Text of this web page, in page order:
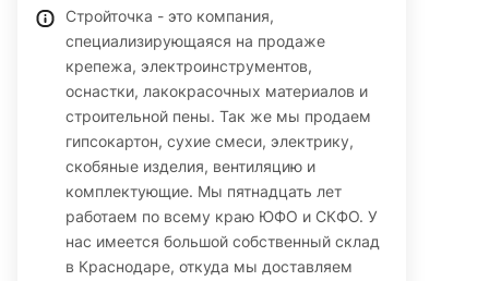
Стройточка - это компания,
специализирующаяся на продаже
крепежа, электроинструментов,
оснастки, лакокрасочных материалов и
строительной пены. Так же мы продаем
гипсокартон, сухие смеси, электрику,
скобяные изделия, вентиляцию и
комплектующие. Мы пятнадцать лет
работаем по всему краю ЮФО и СКФО. У
нас имеется большой собственный склад
в Краснодаре, откуда мы доставляем